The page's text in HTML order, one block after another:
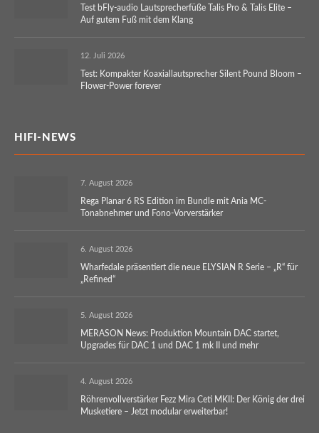
Test bFly-audio Lautsprecherfüße Talis Pro & Talis Elite –
Auf gutem Fuß mit dem Klang
12. Juli 2026
Test: Kompakter Koaxiallautsprecher Silent Pound Bloom –
Flower-Power forever
HIFI-NEWS
7. August 2026
Rega Planar 6 RS Edition im Bundle mit Ania MC-
Tonabnehmer und Fono-Vorverstärker
6. August 2026
Wharfedale präsentiert die neue ELYSIAN R Serie – „R“ für
„Refined“
5. August 2026
MERASON News: Produktion Mountain DAC startet,
Upgrades für DAC 1 und DAC 1 mk II und mehr
4. August 2026
Röhrenvollverstärker Fezz Mira Ceti MKII: Der König der drei
Musketiere – Jetzt modular erweiterbar!